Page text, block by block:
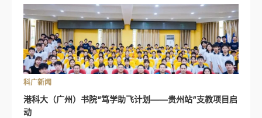
科广新闻
港科大（广州）书院“笃学助飞计划——贵州站”支教项目启
动